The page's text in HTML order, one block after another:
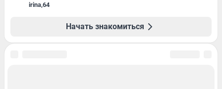
irina,64
Начать знакомиться